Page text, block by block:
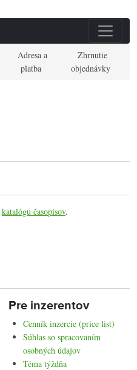
Adresa a
platba
Zhrnutie
objednávky
katalógu časopisov.
Pre inzerentov
Cenník inzercie (price list)
Súhlas so spracovaním
osobných údajov
Téma týždňa